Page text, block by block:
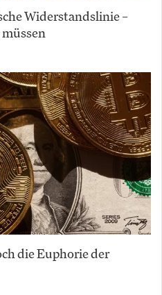
Widerstandslinie –
die Euphorie der